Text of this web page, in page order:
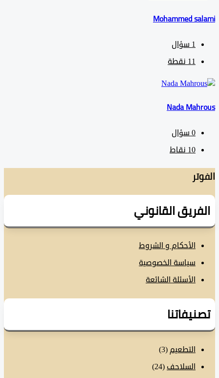
Mohammed
سؤال
نقطة
Nada
سؤال
نقاط
القانوني
الأحكام و الشروط
سياسة الخصوصية
الأسئلة الشائعة
التطعيم(3)
السلاحف(24)